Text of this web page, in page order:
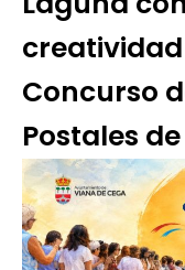
creatividad
Concurso
Postales